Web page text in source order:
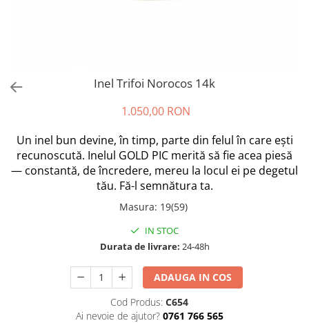
Inel Trifoi Norocos 14k
1.050,00 RON
Un inel bun devine, în timp, parte din felul în care ești
recunoscută. Inelul GOLD PIC merită să fie acea piesă
— constantă, de încredere, mereu la locul ei pe degetul
tău. Fă-l semnătura ta.
Masura: 19(59)
IN STOC
Durata de livrare: 24-48h
ADAUGA IN COS
Cod Produs: C654
Ai nevoie de ajutor? 0761 766 565